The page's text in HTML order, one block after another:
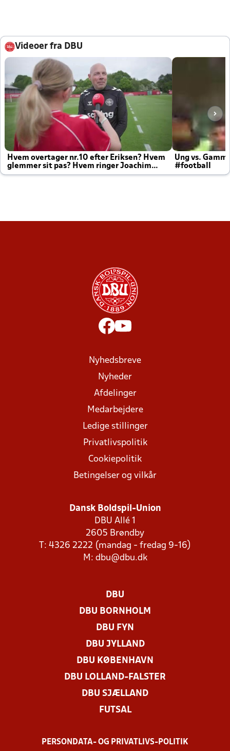
Videoer fra DBU
Hvem overtager nr.10 efter Eriksen? Hvem
glemmer sit pas? Hvem ringer Joachim
altid til efter kampe?
Ung vs.
#football
Nyhedsbreve
Nyheder
Afdelinger
Medarbejdere
Ledige stillinger
Privatlivspolitik
Cookiepolitik
Betingelser og vilkår
Dansk Boldspil-Union
DBU Allé 1
2605 Brøndby
T: 4326 2222 (mandag - fredag 9-16)
M: dbu@dbu.dk
DBU
DBU BORNHOLM
DBU FYN
DBU JYLLAND
DBU KØBENHAVN
DBU LOLLAND-FALSTER
DBU SJÆLLAND
FUTSAL
PERSONDATA- OG PRIVATLIVS-POLITIK